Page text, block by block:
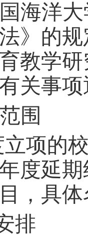
海洋
》的
教学
关事
围
项的
度延
，具
排